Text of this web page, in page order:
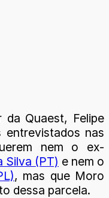
Quaest, Felipe
nas
nem o ex-
Silva (PT) e nem o
, mas que Moro
dessa parcela.